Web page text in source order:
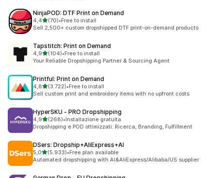
NinjaPOD: DTF Print on Demand
4,4stelle su 5
(70)
70 recensioni totali
•Free to install
Sell 2,500+ custom dropshipped DTF print-on-demand products
Tapstitch: Print on Demand
4,9stelle su 5
(104)
104 recensioni totali
•Free to install
Your Reliable Dropshipping Partner & Sourcing Agent
Printful: Print on Demand
4,8stelle su 5
(3.722)
3722 recensioni totali
•Free to install
Sell custom print and embroidery items with no upfront costs
HyperSKU ‑ PRO Dropshipping
4,9stelle su 5
(268)
268 recensioni totali
•Installazione gratuita
Dropshipping e POD ottimizzati: Ricerca, Branding, Fulfillment
DSers: Dropship+AliExpress+AI
5,0stelle su 5
(5.933)
5933 recensioni totali
•Free plan available
Automated dropshipping with AI&AliExpress/Alibaba/US supplier